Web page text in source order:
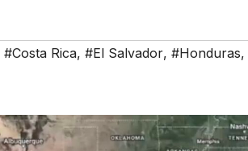
#Costa Rica, #El Salvador, #Honduras,